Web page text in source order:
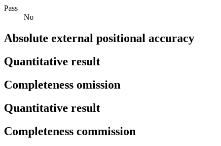
Pass
No
Absolute external positional accuracy
Quantitative result
Completeness omission
Quantitative result
Completeness commission